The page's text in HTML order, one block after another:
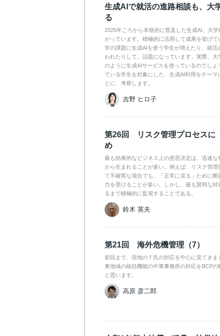
生成AIで就活の進路相談も、大
る
2025年ごろから本格的に普及した生成AI。大
がっています。積極的に活用して成果を挙げ
学の課題に生成AIを使う学生が増えたり、就活
われたりして、話題になっています。実際、
のように生成AIサービスを使っているのでしょ
ている学生を対象にした、生成AI利用をテーマ
とに、考察します。
吉野 ヒロ子
第26回 リスク管理プロセスに
め
最も効果的なビジネス上の意思決定は、迅速な
から生まれることが多い。例えば、リスク管理
て不確実な場合でも、「正常に戻る」ために
力を受けることが多い。しかし、最も賢明な
るまで積極的に監視することである。
鈴木 英夫
第21回 海外危機管理（7）
前回まで、現地のＴ氏の対応を中心に見てき
東地域の統括機能の中東事務所の対応をBCP
と思います。
高原 彦二郎